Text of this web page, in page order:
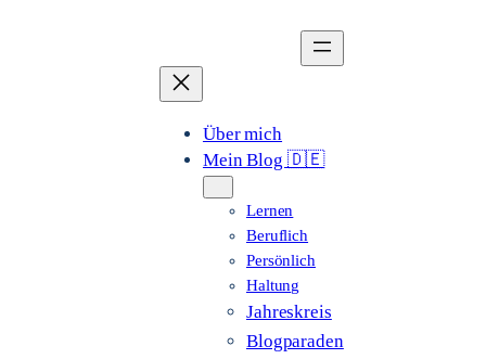
Über mich
Mein Blog 🇩🇪
Lernen
Beruflich
Persönlich
Haltung
Jahreskreis
Blogparaden